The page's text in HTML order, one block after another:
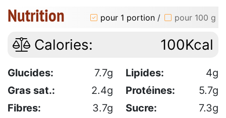
Nutrition pour 1 portion / pour 100 g
Calories: 100Kcal
Glucides: 7.7g Lipides:
4g
Gras sat.:
2.4g Protéines:
5.7g
Fibres:
3.7g Sucre:
7.3g